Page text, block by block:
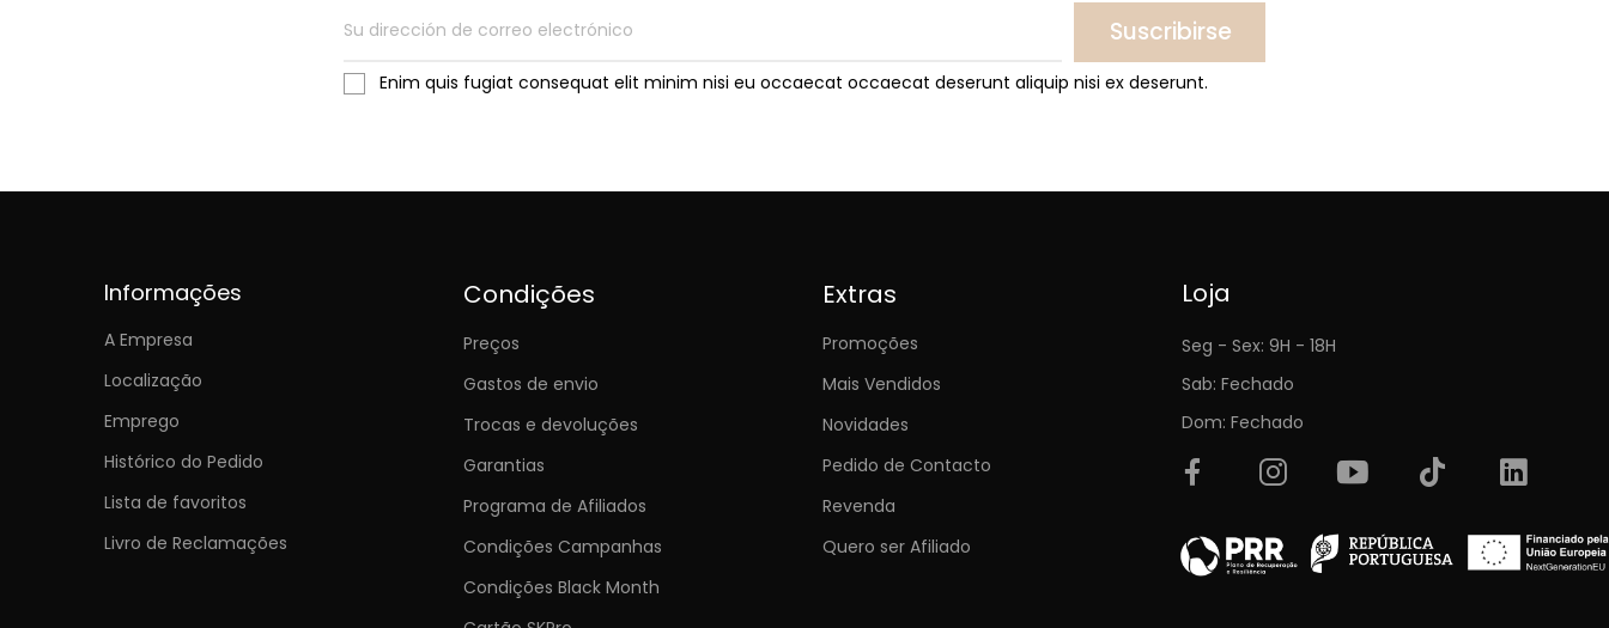
Suscribirse
Enim quis fugiat consequat elit minim nisi eu occaecat occaecat deserunt aliquip nisi ex deserunt.
Informações
A Empresa
Localização
Emprego
Histórico do Pedido
Lista de favoritos
Livro de Reclamações
Condições
Preços
Gastos de envio
Trocas e devoluções
Garantias
Programa de Afiliados
Condições Campanhas
Condições Black Month
Extras
Promoções
Mais Vendidos
Novidades
Pedido de Contacto
Revenda
Quero ser Afiliado
Loja
Seg - Sex: 9H - 18H
Sab: Fechado
Dom: Fechado